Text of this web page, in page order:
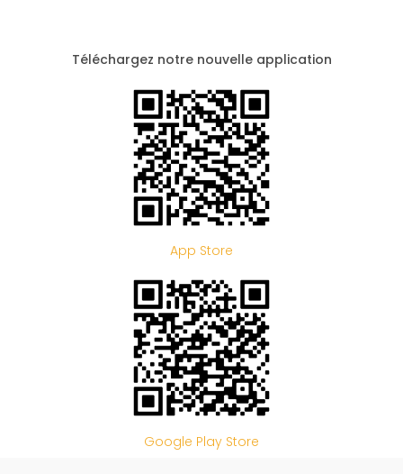
Téléchargez notre nouvelle application
App Store
Google Play Store